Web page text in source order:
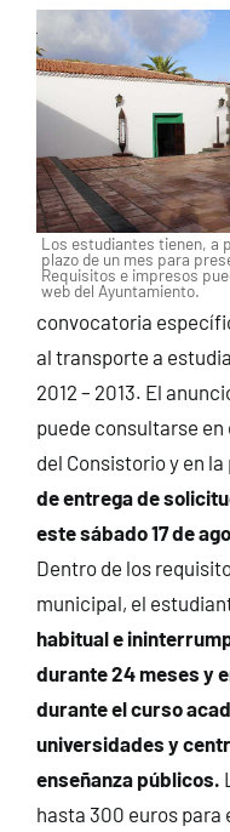
Los estudiantes tienen, a
plazo de un mes para
Requisitos e impresos
web del Ayuntamiento.
convocatoria
al transporte a
2012 – 2013. El
puede consultarse en
del Consistorio y en
de entrega de
este sábado 17 de
Dentro de los
municipal, el
habitual e
durante 24 meses y
durante el curso
universidades y
enseñanza públicos.
hasta 300 euros para